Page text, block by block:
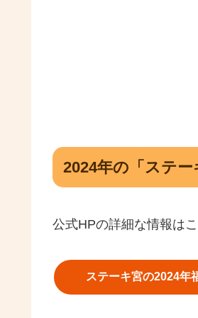
2024年の「ステ
公式HPの詳細な情報は
ステーキ宮の2024年